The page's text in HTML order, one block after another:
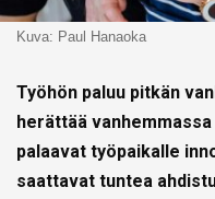
Kuva: Paul Hanaoka
Työhön paluu pitkän
herättää
palaavat työpaikalle
saattavat tuntea